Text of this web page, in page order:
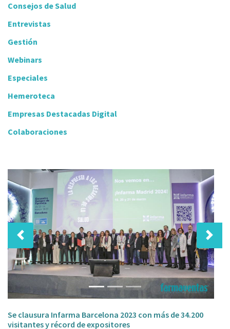
Consejos de Salud
Entrevistas
Gestión
Webinars
Especiales
Hemeroteca
Empresas Destacadas Digital
Colaboraciones
Anterior
Se clausura Infarma Barcelona 2023 con más de 34.200
visitantes y récord de expositores